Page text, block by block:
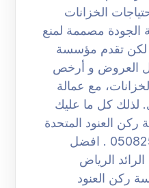
الخزانات
الجودة مصممة لمنع
لكن تقدم مؤسسة
العروض و أرخص
مع عمالة
لذلك كل ما عليك
العنود المتحدة
على الرقم التالي 0508251950 . افضل
الرياض
مؤسسة ركن العنود